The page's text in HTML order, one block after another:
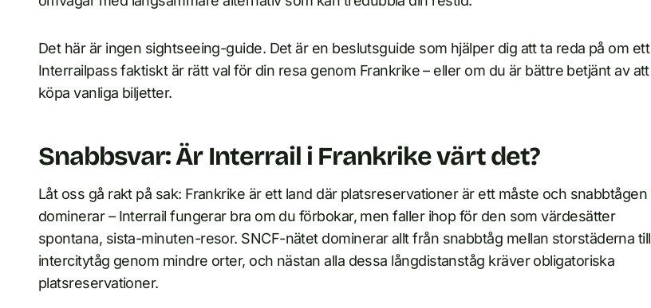
Det här är ingen sightseeing-guide. Det är en beslutsguide som hjälper dig att ta reda på om ett
Interrailpass faktiskt är rätt val för din resa genom Frankrike – eller om du är bättre betjänt av att
köpa vanliga biljetter.
Snabbsvar: Är Interrail i Frankrike värt det?
Låt oss gå rakt på sak: Frankrike är ett land där platsreservationer är ett måste och snabbtågen
dominerar – Interrail fungerar bra om du förbokar, men faller ihop för den som värdesätter
spontana, sista-minuten-resor. SNCF-nätet dominerar allt från snabbtåg mellan storstäderna till
intercitytåg genom mindre orter, och nästan alla dessa långdistanståg kräver obligatoriska
platsreservationer.